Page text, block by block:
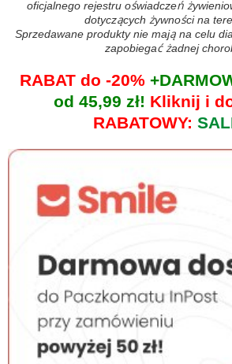
oficjalnego rejestru oświadczeń
dotyczących żywności na
Sprzedawane produkty nie mają na celu
zapobiegać żadnej
RABAT do -20%
od 45,99 zł! Kliknij i
RABATOWY: